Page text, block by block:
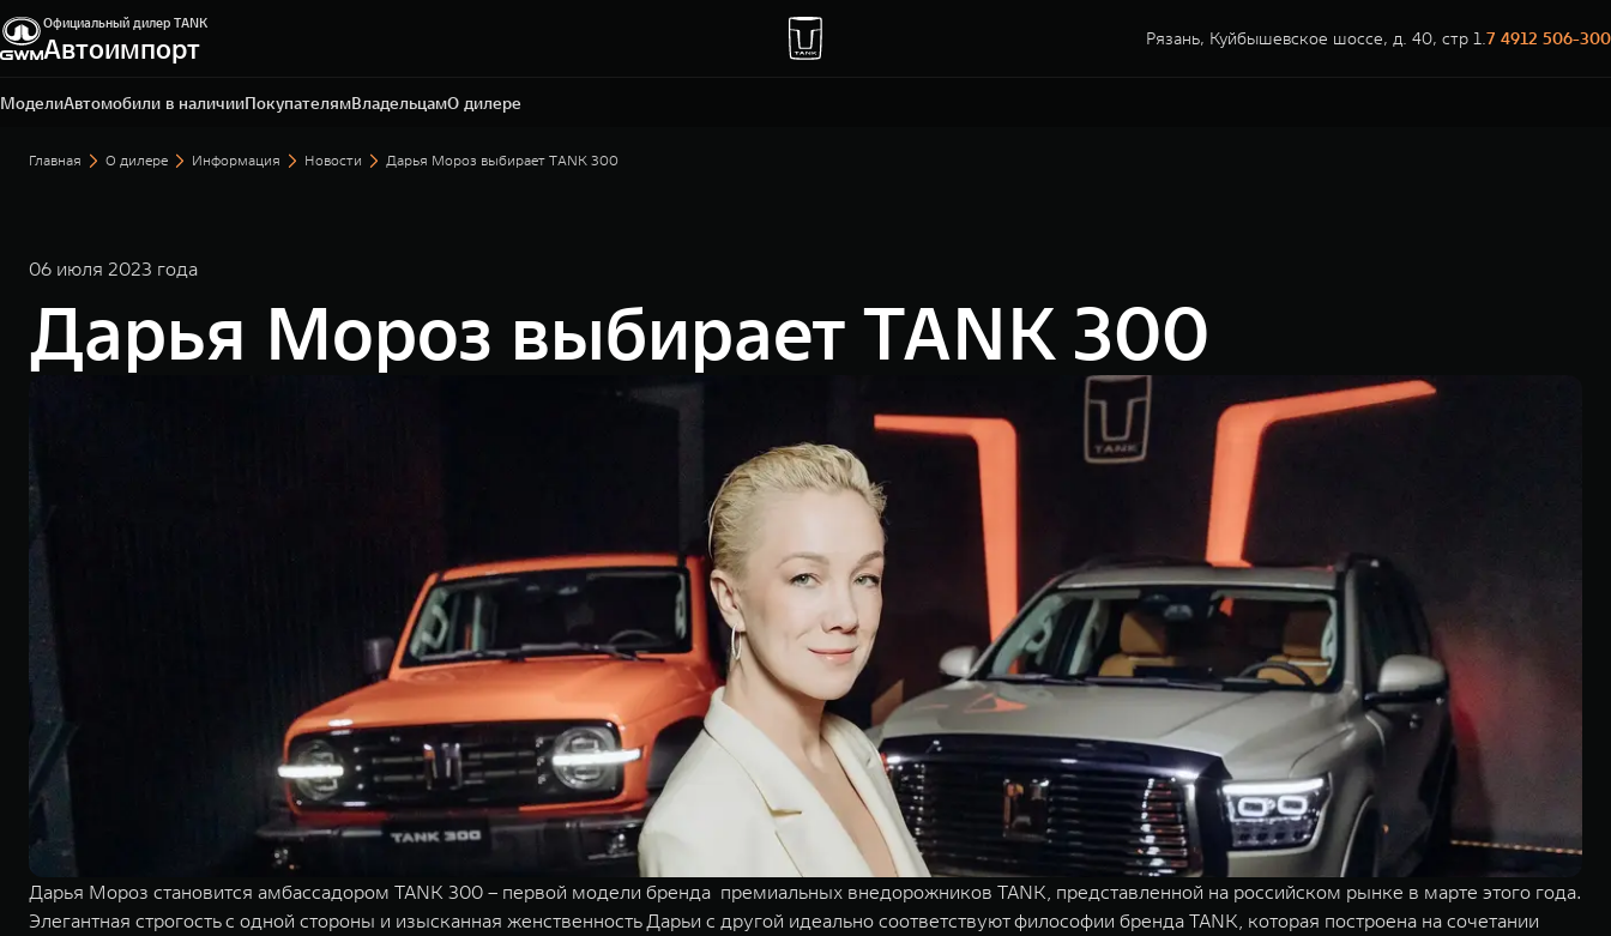
Официальный дилер TANK
Автоимпорт Рязань, Куйбышевское шоссе, д. 40, стр 1.7 4912 506-300
МоделиАвтомобили в наличииПокупателямВладельцамО дилере
Рязань, Куйбышевское шоссе, д. 40, стр 1.
7 4912 506-300
Главная О дилере Информация Новости Дарья Мороз выбирает TANK 300
06 июля 2023 года
Дарья Мороз выбирает TANK 300
Дарья Мороз становится амбассадором TANK 300 – первой модели бренда премиальных внедорожников TANK, представленной на российском рынке в марте этого года.
Элегантная строгость с одной стороны и изысканная женственность Дарьи с другой идеально соответствуют философии бренда TANK, которая построена на сочетании